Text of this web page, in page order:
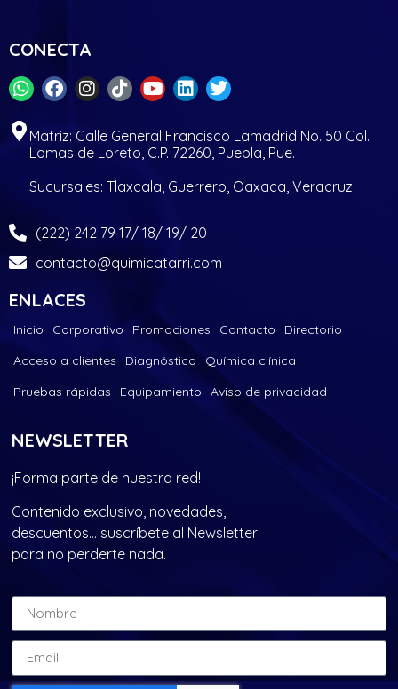
CONECTA
Matriz: Calle General Francisco Lamadrid No. 50 Col.
Lomas de Loreto, C.P. 72260, Puebla, Pue.
Sucursales: Tlaxcala, Guerrero, Oaxaca, Veracruz
(222) 242 79 17/ 18/ 19/ 20
contacto@quimicatarri.com
ENLACES
Inicio Corporativo Promociones Contacto
Directorio
Acceso a clientes
Diagnóstico
Química clínica
Pruebas rápidas
Equipamiento Aviso de privacidad
NEWSLETTER
¡Forma parte de nuestra red!
Contenido exclusivo, novedades,
descuentos… suscríbete al Newsletter
para no perderte nada.